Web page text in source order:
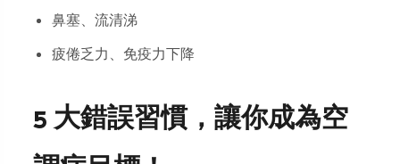
鼻塞、流清涕
疲倦乏力、免疫力下降
5 大錯誤習慣，讓你成為空